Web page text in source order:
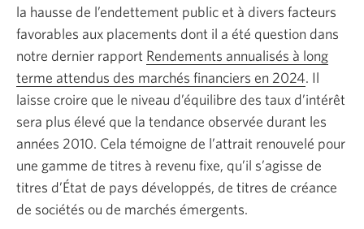
la hausse de l’endettement public et à divers facteurs
favorables aux placements dont il a été question dans
notre dernier rapport Rendements annualisés à long
terme attendus des marchés financiers en 2024. Il
laisse croire que le niveau d’équilibre des taux d’intérêt
sera plus élevé que la tendance observée durant les
années 2010. Cela témoigne de l’attrait renouvelé pour
une gamme de titres à revenu fixe, qu’il s’agisse de
titres d’État de pays développés, de titres de créance
de sociétés ou de marchés émergents.